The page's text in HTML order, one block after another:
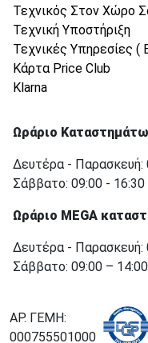
Τεχνικός Στον Χώρο
Τεχνική Υποστήριξη
Τεχνικές Υπηρεσίες (
Κάρτα Price Club
Klarna
Ωράριο
Δευτέρα - Παρασκευή:
Σάββατο: 09:00 - 16:30
Ωράριο MEGA
Δευτέρα - Παρασκευή:
Σάββατο: 09:00 – 14:00
ΑΡ. ΓΕΜΗ:
000755501000